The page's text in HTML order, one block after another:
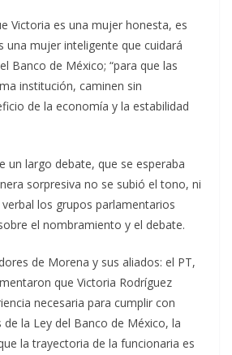
Victoria es una mujer honesta, es
una mujer inteligente que cuidará
Banco de México; “para que las
institución, caminen sin
de la economía y la estabilidad
un largo debate, que se esperaba
sorpresiva no se subió el tono, ni
los grupos parlamentarios
el nombramiento y el debate.
de Morena y sus aliados: el PT,
que Victoria Rodríguez
necesaria para cumplir con
la Ley del Banco de México, la
la trayectoria de la funcionaria es